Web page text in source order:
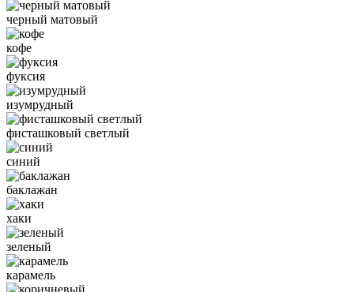
черный матовый
кофе
фуксия
изумрудный
фисташковый светлый
синий
баклажан
хаки
зеленый
карамель